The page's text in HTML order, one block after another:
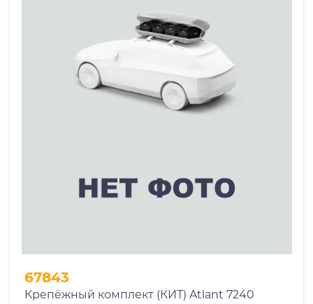
67843
Крепёжный комплект (КИТ) Atlant 7240